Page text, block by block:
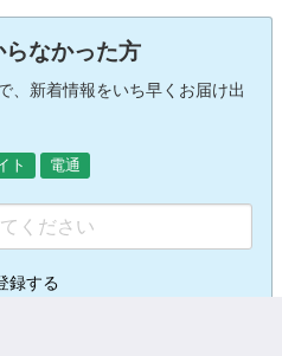
なかった方
、新着情報をいち早くお届け出
ト 電通
録する